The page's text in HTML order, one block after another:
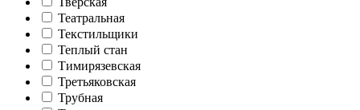
Театральная
Текстильщики
Теплый стан
Тимирязевская
Третьяковская
Трубная